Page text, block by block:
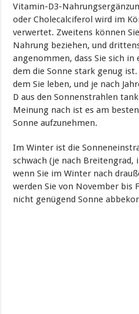
Vitamin-D3-
oder Cholecalciferol wird im
verwertet. Zweitens können
Nahrung beziehen, und
angenommen, dass Sie sich
dem die Sonne stark genug
dem Sie leben, und je nach
D aus den Sonnenstrahlen
Meinung nach ist es am
Sonne aufzunehmen.
Im Winter ist die
schwach (je nach Breitengrad,
wenn Sie im Winter nach
werden Sie von November bis
nicht genügend Sonne